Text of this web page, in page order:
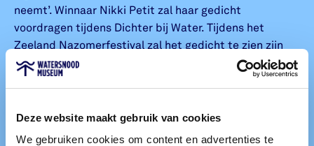
Deze website maakt gebruik van cookies
We gebruiken cookies om content en advertenties te
neemt’. Winnaar Nikki Petit zal haar gedicht
voordragen tijdens Dichter bij Water. Tijdens het
Zeeland Nazomerfestival zal het gedicht te zien zijn
rondom te festiviteiten. De eervolle vermelding gaat
15:30 - 15:35